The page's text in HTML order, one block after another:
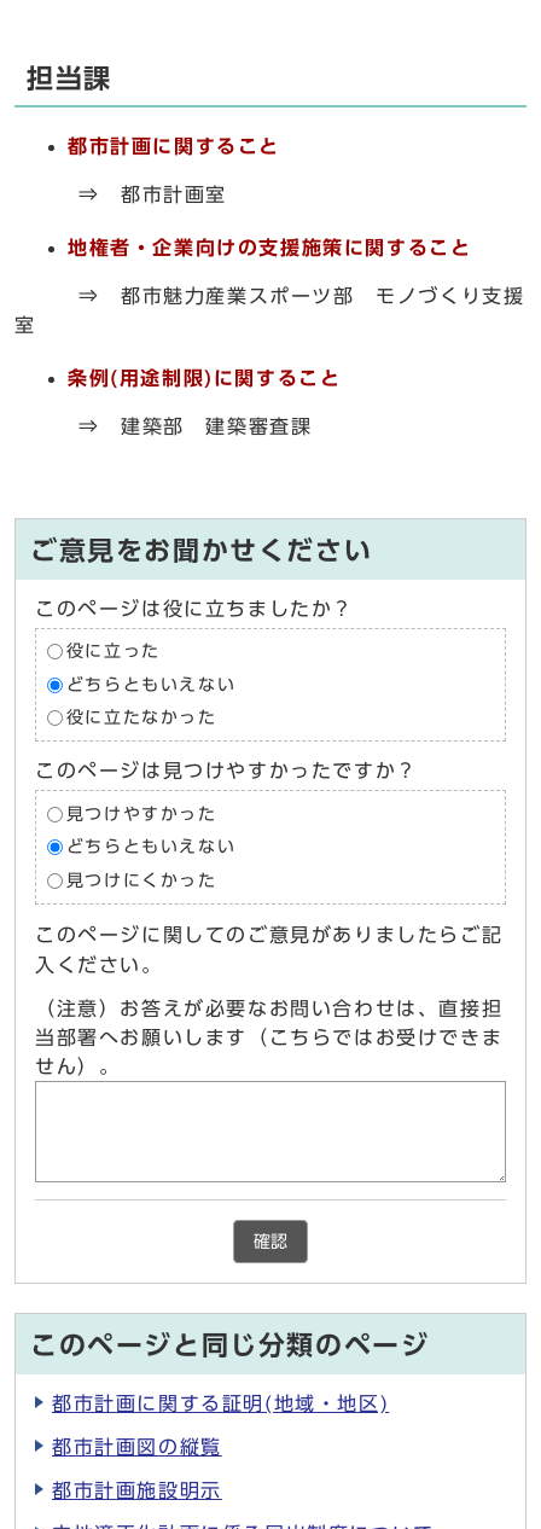
担当課
都市計画に関すること
⇒ 都市計画室
地権者・企業向けの支援施策に関すること
⇒ 都市魅力産業スポーツ部 モノづくり支援
室
条例(用途制限)に関すること
⇒ 建築部 建築審査課
ご意見をお聞かせください
このページは役に立ちましたか？
役に立った
どちらともいえない
役に立たなかった
このページは見つけやすかったですか？
見つけやすかった
どちらともいえない
見つけにくかった
このページに関してのご意見がありましたらご記
入ください。
（注意）お答えが必要なお問い合わせは、直接担
当部署へお願いします（こちらではお受けできま
せん）。
確認
このページと同じ分類のページ
都市計画に関する証明(地域・地区)
都市計画図の縦覧
都市計画施設明示